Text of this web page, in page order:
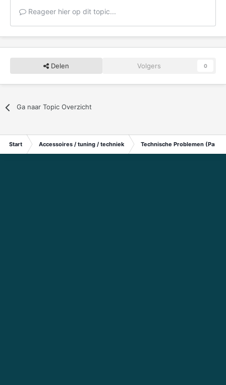
Reageer hier op dit topic...
Delen Volgers 0
Ga naar Topic Overzicht
Start Accessoires / tuning / techniek Technische Problemen